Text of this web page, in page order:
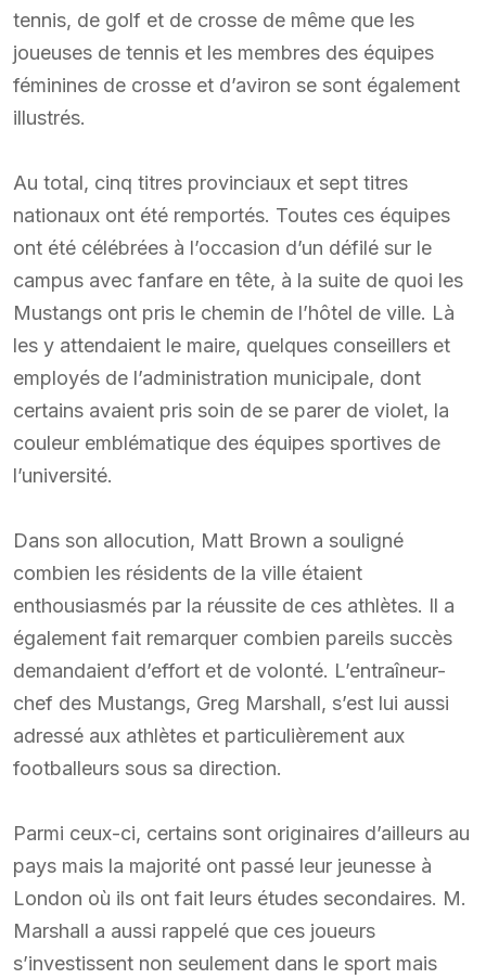
tennis, de golf et de crosse de même que les
joueuses de tennis et les membres des équipes
féminines de crosse et d’aviron se sont également
illustrés.
Au total, cinq titres provinciaux et sept titres
nationaux ont été remportés. Toutes ces équipes
ont été célébrées à l’occasion d’un défilé sur le
campus avec fanfare en tête, à la suite de quoi les
Mustangs ont pris le chemin de l’hôtel de ville. Là
les y attendaient le maire, quelques conseillers et
employés de l’administration municipale, dont
certains avaient pris soin de se parer de violet, la
couleur emblématique des équipes sportives de
l’université.
Dans son allocution, Matt Brown a souligné
combien les résidents de la ville étaient
enthousiasmés par la réussite de ces athlètes. Il a
également fait remarquer combien pareils succès
demandaient d’effort et de volonté. L’entraîneur-
chef des Mustangs, Greg Marshall, s’est lui aussi
adressé aux athlètes et particulièrement aux
footballeurs sous sa direction.
Parmi ceux-ci, certains sont originaires d’ailleurs au
pays mais la majorité ont passé leur jeunesse à
London où ils ont fait leurs études secondaires. M.
Marshall a aussi rappelé que ces joueurs
s’investissent non seulement dans le sport mais